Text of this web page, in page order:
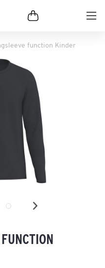
function Kinder